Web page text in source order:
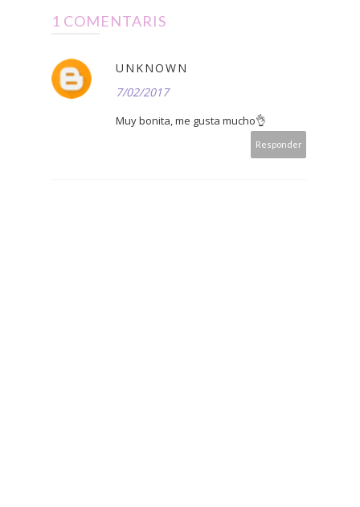
1 COMENTARIS
UNKNOWN
7/02/2017
Muy bonita, me gusta mucho👌
Responder